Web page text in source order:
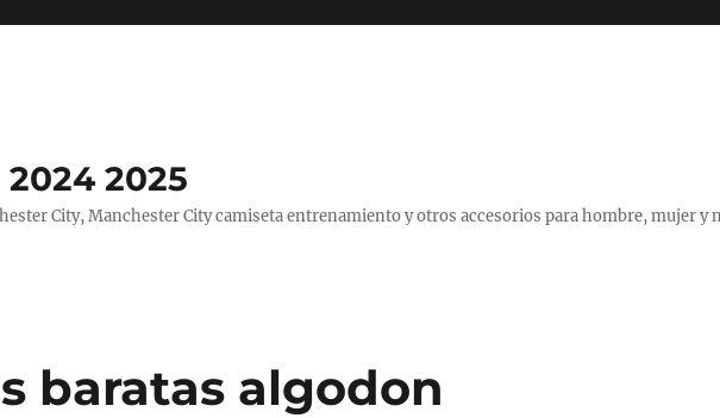
2025
City, Manchester City camiseta entrenamiento y otros accesorios para hombre, mujer y
baratas algodon